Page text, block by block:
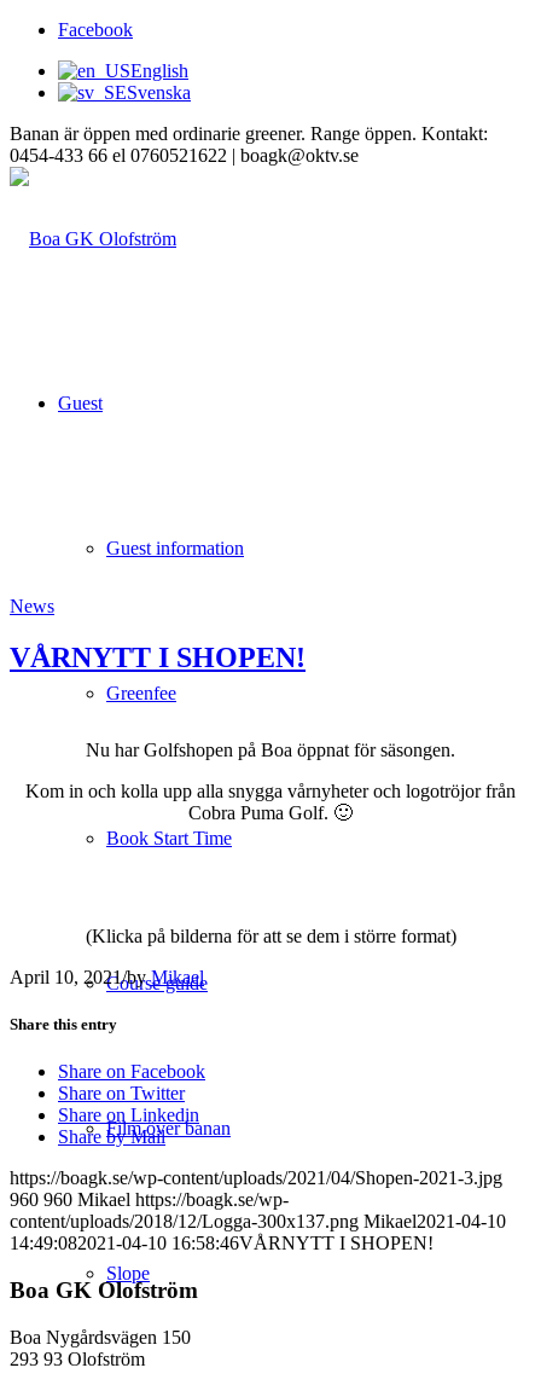
Facebook
English
Svenska
Banan är öppen med ordinarie greener. Range öppen. Kontakt:
0454-433 66 el 0760521622 | boagk@oktv.se
Guest
Guest information
Greenfee
Book Start Time
Course guide
Film över banan
Slope
News
VÅRNYTT I SHOPEN!
Nu har Golfshopen på Boa öppnat för säsongen.
Kom in och kolla upp alla snygga vårnyheter och logotröjor från
Cobra Puma Golf. 🙂
(Klicka på bilderna för att se dem i större format)
April 10, 2021/byMikael
Share this entry
Share on Facebook
Share on Twitter
Share on Linkedin
Share by Mail
https://boagk.se/wp-content/uploads/2021/04/Shopen-2021-3.jpg
960 960 Mikael https://boagk.se/wp-
content/uploads/2018/12/Logga-300x137.png Mikael2021-04-10
14:49:082021-04-10 16:58:46VÅRNYTT I SHOPEN!
Boa GK Olofström
Boa Nygårdsvägen 150
293 93 Olofström